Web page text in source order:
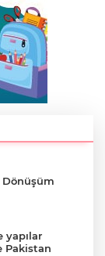
Dönüşüm
yapılar
Pakistan